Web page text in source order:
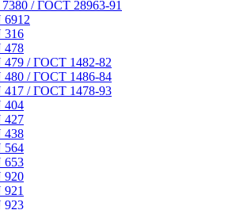
7380 / ГОСТ 28963-91
6912
316
478
479 / ГОСТ 1482-82
480 / ГОСТ 1486-84
417 / ГОСТ 1478-93
404
427
438
564
653
920
923